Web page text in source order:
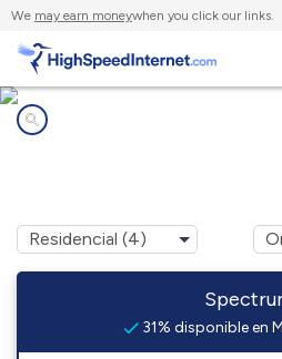
We may earn moneywhen you click our links.
31% disponible en